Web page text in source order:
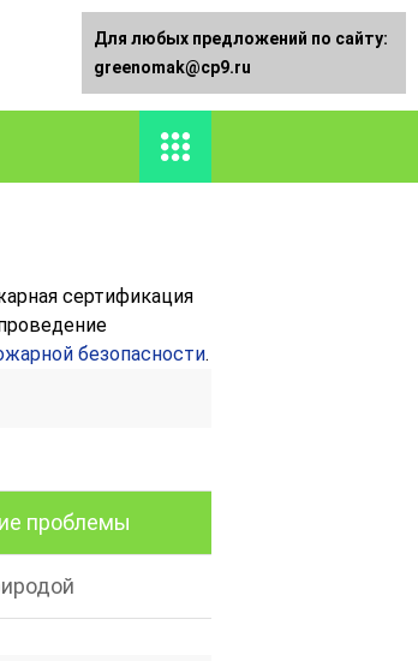
сертификация
безопасности.
проблемы
Для любых предложений по сайту:
greenomak@cp9.ru